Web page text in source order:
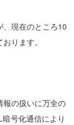
現在のところ10
ります。
報の扱いに万全の
号化通信により